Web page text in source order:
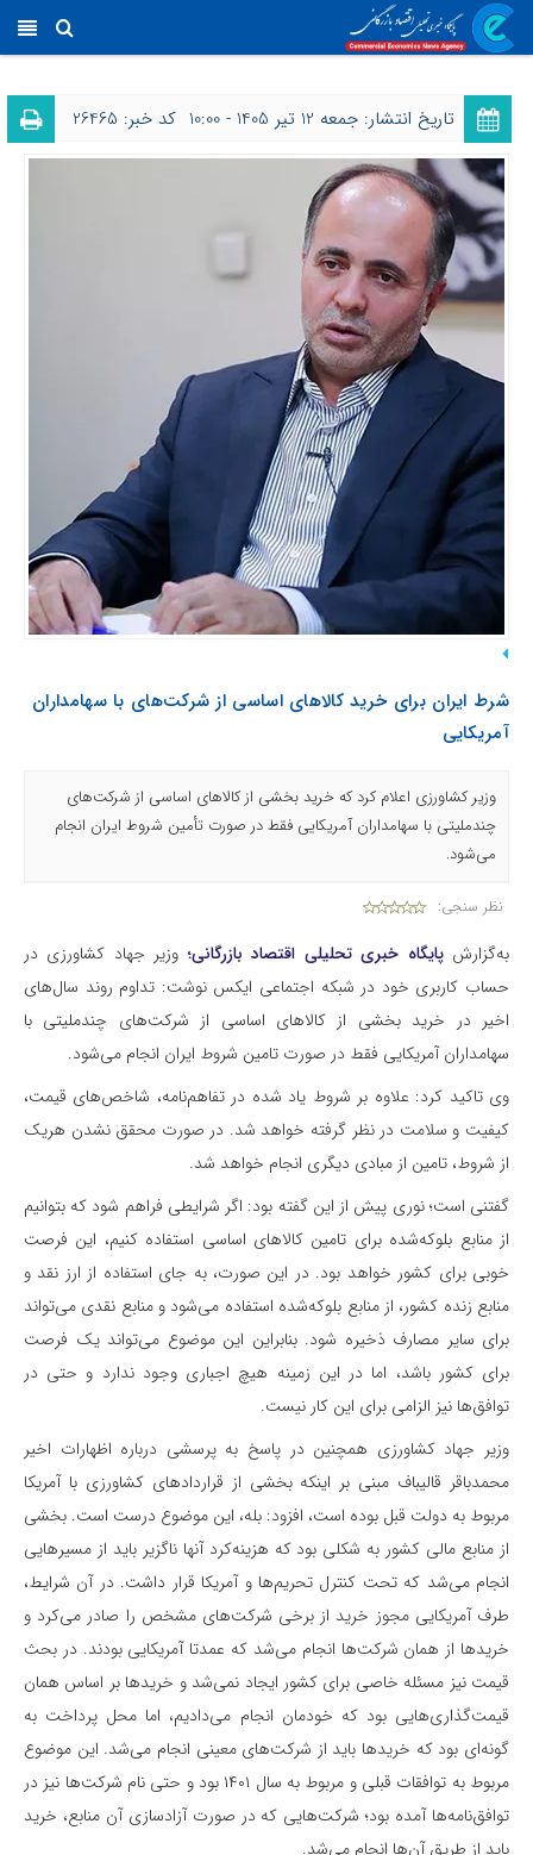
تاریخ انتشار: جمعه 12 تیر 1405 - 10:00 کد خبر: 26465
شرط ایران برای خرید کالاهای اساسی از شرکت‌های با سهامداران
آمریکایی
وزیر کشاورزی اعلام کرد که خرید بخشی از کالاهای اساسی از شرکت‌های
چندملیتی با سهامداران آمریکایی فقط در صورت تأمین شروط ایران انجام
می‌شود.
نظر سنجی:
به‌گزارش پایگاه خبری تحلیلی اقتصاد بازرگانی؛ وزیر جهاد کشاورزی در
حساب کاربری خود در شبکه اجتماعی ایکس نوشت: تداوم روند سال‌های
اخیر در خرید بخشی از کالاهای اساسی از شرکت‌های چندملیتی با
سهامداران آمریکایی فقط در صورت تامین شروط ایران انجام می‌شود.
وی تاکید کرد: علاوه بر شروط یاد شده در تفاهم‌نامه، شاخص‌های قیمت،
کیفیت و سلامت در نظر گرفته خواهد شد. در صورت محقق نشدن هریک
از شروط، تامین از مبادی دیگری انجام خواهد شد.
گفتنی است؛ نوری پیش از این گفته بود: اگر شرایطی فراهم شود که بتوانیم
از منابع بلوکه‌شده برای تامین کالاهای اساسی استفاده کنیم، این فرصت
خوبی برای کشور خواهد بود. در این صورت، به جای استفاده از ارز نقد و
منابع زنده کشور، از منابع بلوکه‌شده استفاده می‌شود و منابع نقدی می‌تواند
برای سایر مصارف ذخیره شود. بنابراین این موضوع می‌تواند یک فرصت
برای کشور باشد، اما در این زمینه هیچ اجباری وجود ندارد و حتی در
توافق‌ها نیز الزامی برای این کار نیست.
وزیر جهاد کشاورزی همچنین در پاسخ به پرسشی درباره اظهارات اخیر
محمدباقر قالیباف مبنی بر اینکه بخشی از قراردادهای کشاورزی با آمریکا
مربوط به دولت قبل بوده است، افزود: بله، این موضوع درست است. بخشی
از منابع مالی کشور به شکلی بود که هزینه‌کرد آنها ناگزیر باید از مسیرهایی
انجام می‌شد که تحت کنترل تحریم‌ها و آمریکا قرار داشت. در آن شرایط،
طرف آمریکایی مجوز خرید از برخی شرکت‌های مشخص را صادر می‌کرد و
خریدها از همان شرکت‌ها انجام می‌شد که عمدتا آمریکایی بودند. در بحث
قیمت نیز مسئله خاصی برای کشور ایجاد نمی‌شد و خریدها بر اساس همان
قیمت‌گذاری‌هایی بود که خودمان انجام می‌دادیم، اما محل پرداخت به
گونه‌ای بود که خریدها باید از شرکت‌های معینی انجام می‌شد. این موضوع
مربوط به توافقات قبلی و مربوط به سال ۱۴۰۱ بود و حتی نام شرکت‌ها نیز در
توافق‌نامه‌ها آمده بود؛ شرکت‌هایی که در صورت آزادسازی آن منابع، خرید
باید از طریق آن‌ها انجام می‌شد.